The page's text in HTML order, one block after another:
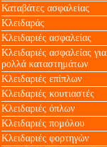
Καταβάτες ασφαλείας
Κλειδαράς
Κλειδαριές ασφαλείας
Κλειδαριές ασφαλείας για
ρολλά καταστημάτων
Κλειδαριές επίπλων
Κλειδαριές κουτιαστές
Κλειδαριές όπλων
Κλειδαριές πομόλου
Κλειδαριές φορτηγών